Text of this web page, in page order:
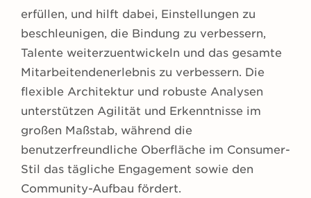
erfüllen, und hilft dabei, Einstellungen zu
beschleunigen, die Bindung zu verbessern,
Talente weiterzuentwickeln und das gesamte
Mitarbeitendenerlebnis zu verbessern. Die
flexible Architektur und robuste Analysen
unterstützen Agilität und Erkenntnisse im
großen Maßstab, während die
benutzerfreundliche Oberfläche im Consumer-
Stil das tägliche Engagement sowie den
Community-Aufbau fördert.